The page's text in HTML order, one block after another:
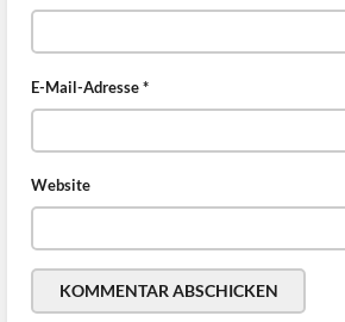
E-Mail-Adresse*
Website